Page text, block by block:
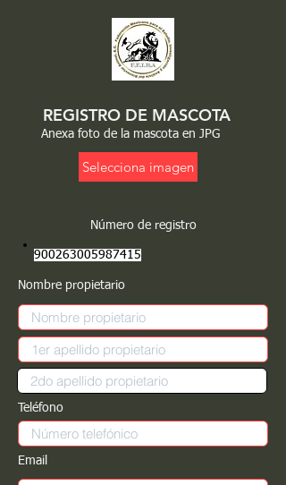
REGISTRO DE MASCOTA
Anexa foto de la mascota en JPG
Selecciona imagen
Número de registro
900263005987415
Nombre propietario
Teléfono
Email